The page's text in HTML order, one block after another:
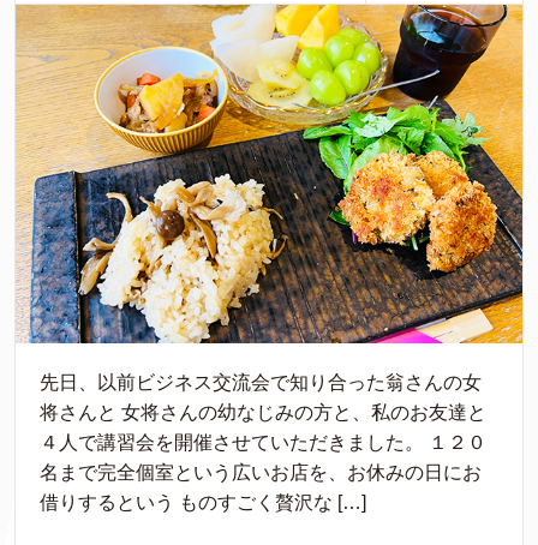
先日、以前ビジネス交流会で知り合った翁さんの女
将さんと 女将さんの幼なじみの方と、私のお友達と
４人で講習会を開催させていただきました。 １２０
名まで完全個室という広いお店を、お休みの日にお
借りするという ものすごく贅沢な […]